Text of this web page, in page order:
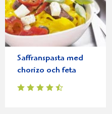
Saffranspasta med
chorizo och feta